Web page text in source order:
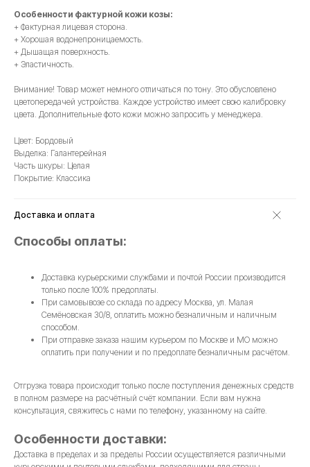
Особенности фактурной кожи козы:
+ Фактурная лицевая сторона.
+ Хорошая водонепроницаемость.
+ Дышащая поверхность.
+ Эластичность.
Внимание! Товар может немного отличаться по тону. Это обусловлено
цветопередачей устройства. Каждое устройство имеет свою калибровку
цвета. Дополнительные фото кожи можно запросить у менеджера.
Цвет: Бордовый
Выделка: Галантерейная
Часть шкуры: Целая
Покрытие: Классика
Доставка и оплата
Способы оплаты:
Доставка курьерскими службами и почтой России производится
только после 100% предоплаты.
При самовывозе со склада по адресу Москва, ул. Малая
Семёновская 30/8, оплатить можно безналичным и наличным
способом.
При отправке заказа нашим курьером по Москве и МО можно
оплатить при получении и по предоплате безналичным расчётом.
Отгрузка товара происходит только после поступления денежных средств
в полном размере на расчётный счёт компании. Если вам нужна
консультация, свяжитесь с нами по телефону, указанному на сайте.
Особенности доставки:
Доставка в пределах и за пределы России осуществляется различными